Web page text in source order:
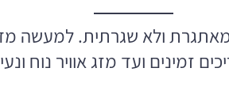
ולא שגרתית. למעשה
זמינים ועד מזג אוויר נוח